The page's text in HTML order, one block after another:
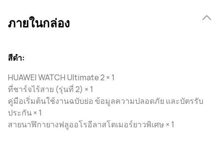
ภายในกล่อง
สีดํา:
HUAWEI WATCH Ultimate 2 × 1
ที่ชาร์จไร้สาย (รุ่นที่ 2) × 1
คู่มือเริ่มต้นใช้งานฉบับย่อ ข้อมูลความปลอดภัย และบัตรรับ
ประกัน × 1
สายนาฬิกายางฟลูออโรอีลาสโตเมอร์ยาวพิเศษ × 1